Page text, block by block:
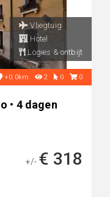
Vliegtuig
Hotel
Logies & ontbijt
+0.0km 2 0 0
• 4 dagen
+/- € 318